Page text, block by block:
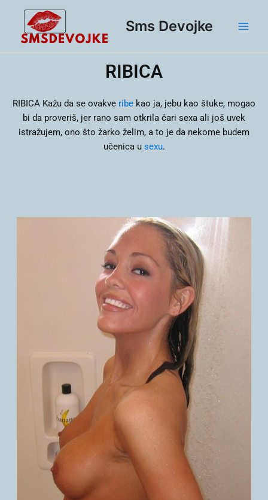
content
Sms Devojke
RIBICA
RIBICA Kažu da se ovakve ribe kao ja, jebu kao štuke, mogao
bi da proveriš, jer rano sam otkrila čari sexa ali još uvek
istražujem, ono što žarko želim, a to je da nekome budem
učenica u sexu.